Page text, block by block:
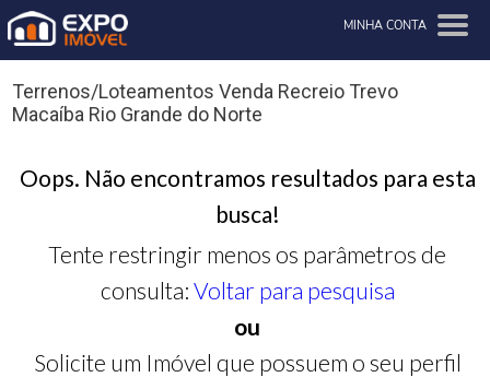
MINHA CONTA
Terrenos/Loteamentos Venda Recreio Trevo
Macaíba Rio Grande do Norte
Oops. Não encontramos resultados para esta
busca!
Tente restringir menos os parâmetros de
consulta: Voltar para pesquisa
ou
Solicite um Imóvel que possuem o seu perfil